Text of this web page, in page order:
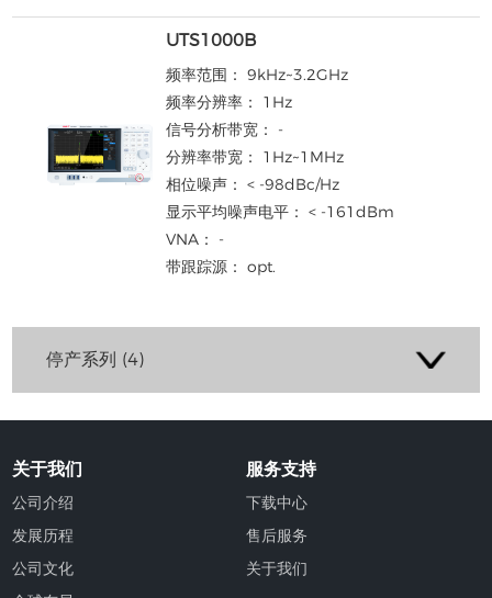
UTS1000B
频率范围： 9kHz~3.2GHz
频率分辨率： 1Hz
信号分析带宽： -
分辨率带宽： 1Hz~1MHz
相位噪声： < -98dBc/Hz
显示平均噪声电平： < -161dBm
VNA： -
带跟踪源： opt.
停产系列 (4)
关于我们
公司介绍
发展历程
公司文化
服务支持
下载中心
售后服务
关于我们